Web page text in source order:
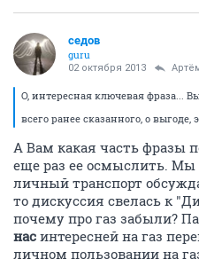
седов
guru
02 октября 2013
О, интересная ключевая фраза...
всего ранее сказанного, о
А Вам какая часть фразы
еще раз ее осмыслить. Мы
личный транспорт
то дискуссия свелась к
почему про газ забыли?
нас интересней на газ
личном пользовании на